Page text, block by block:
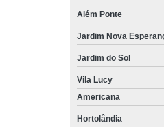
Além Ponte
Jardim Nova
Jardim do Sol
Vila Lucy
Americana
Hortolândia